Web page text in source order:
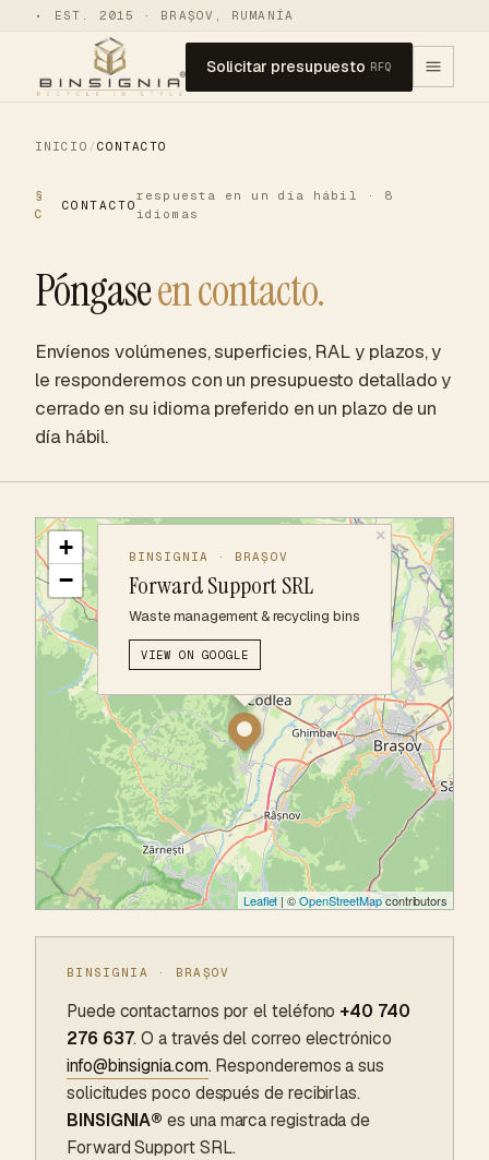
• EST. 2015 · BRAȘOV, RUMANÍA
Solicitar presupuesto RFQ
INICIO / CONTACTO
§
C
CONTACTO
respuesta en un día hábil · 8
idiomas
Póngaseen contacto.
Envíenos volúmenes, superficies, RAL y plazos, y
le responderemos con un presupuesto detallado y
cerrado en su idioma preferido en un plazo de un
día hábil.
BINSIGNIA · BRAȘOV
Forward Support SRL
Waste management & recycling bins
VIEW ON GOOGLE
×
+
−
Leaflet | ©OpenStreetMapcontributors
BINSIGNIA · BRAȘOV
Puede contactarnos por el teléfono +40 740
276 637. O a través del correo electrónico
info@binsignia.com. Responderemos a sus
solicitudes poco después de recibirlas.
BINSIGNIA® es una marca registrada de
Forward Support SRL.